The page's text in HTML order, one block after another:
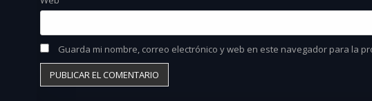
Guarda mi nombre, correo electrónico y web en este navegador para la